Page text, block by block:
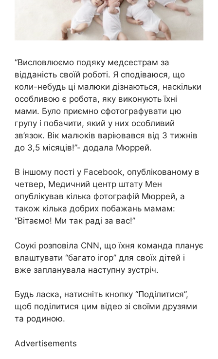
“Висловлюємо подяку медсестрам за
відданість своїй роботі. Я сподіваюся, що
коли-небудь ці малюки дізнаються, наскільки
особливою є робота, яку виконують їхні
мами. Було приємно сфотографувати цю
групу і побачити, який у них особливий
зв’язок. Вік малюків варіювався від 3 тижнів
до 3,5 місяців!”- додала Мюррей.
В іншому пості у Facebook, опублікованому в
четвер, Медичний центр штату Мен
опублікував кілька фотографій Мюррей, а
також кілька добрих побажань мамам:
“Вітаємо! Ми так раді за вас!”
Соукі розповіла CNN, що їхня команда планує
влаштувати “багато ігор” для своїх дітей і
вже запланувала наступну зустріч.
Будь ласка, натисніть кнопку “Поділитися”,
щоб поділитися цим відео зі своїми друзями
та родиною.
Advertisements